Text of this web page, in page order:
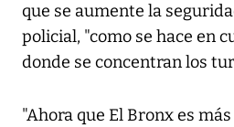
que se aumente la
policial, "como se hace en
donde se concentran los
"Ahora que El Bronx es